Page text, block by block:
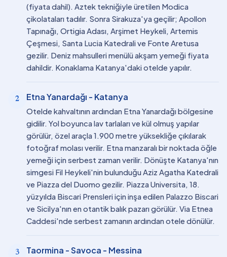
(fiyata dahil). Aztek tekniğiyle üretilen Modica
çikolataları tadılır. Sonra Sirakuza'ya geçilir; Apollon
Tapınağı, Ortigia Adası, Arşimet Heykeli, Artemis
Çeşmesi, Santa Lucia Katedrali ve Fonte Aretusa
gezilir. Deniz mahsulleri menülü akşam yemeği fiyata
dahildir. Konaklama Katanya'daki otelde yapılır.
2 Etna Yanardağı - Katanya
Otelde kahvaltının ardından Etna Yanardağı bölgesine
gidilir. Yol boyunca lav tarlaları ve kül olmuş yapılar
görülür, özel araçla 1.900 metre yüksekliğe çıkılarak
fotoğraf molası verilir. Etna manzaralı bir noktada öğle
yemeği için serbest zaman verilir. Dönüşte Katanya'nın
simgesi Fil Heykeli'nin bulunduğu Aziz Agatha Katedrali
ve Piazza del Duomo gezilir. Piazza Universita, 18.
yüzyılda Biscari Prensleri için inşa edilen Palazzo Biscari
ve Sicilya'nın en otantik balık pazarı görülür. Via Etnea
Caddesi'nde serbest zamanın ardından otele dönülür.
3 Taormina - Savoca - Messina